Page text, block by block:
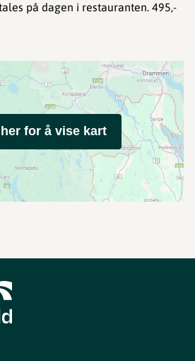
på dagen i restauranten. 495,-
for å vise kart